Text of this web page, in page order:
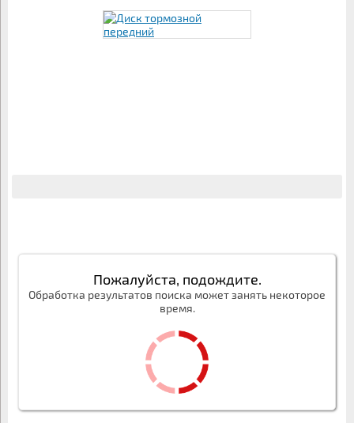
Пожалуйста, подождите.
Обработка результатов поиска может занять некоторое
время.